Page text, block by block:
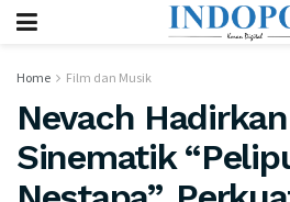
Home Film dan Musik
Nevach
Sinematik